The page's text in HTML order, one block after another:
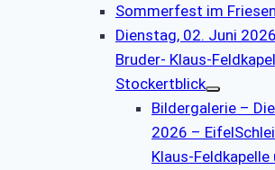
Sommerfest im
Dienstag, 02. Juni
Bruder- Klaus-
Stockertblick
Bildergalerie –
2026 –
Klaus-